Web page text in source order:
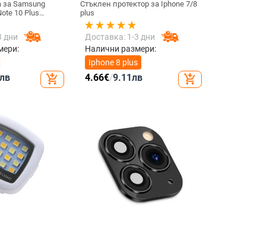
Samsung
10 Plus
сензорен
съвместим с
дни
add_shopping_cart
Стъклен протектор за Iphone 7/8
plus
Доставка: 1-3 дни
Налични размери:
Iphone 8 plus
4.66€/9.11лв add_shopping_cart